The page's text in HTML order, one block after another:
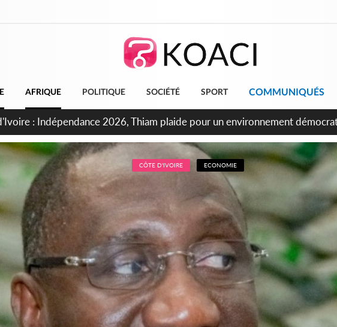
AFRIQUE POLITIQUE SOCIÉTÉ SPORT COMMUNIQUÉS
: Concours INFAS 2026, les convocations seront disponibles à
CÔTE D'IVOIRE ECONOMIE